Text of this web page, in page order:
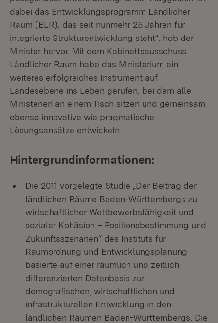
dabei das Entwicklungsprogramm Ländlicher
Raum (ELR), das seit nunmehr 25 Jahren für
integrierte Strukturentwicklung steht“, hob der
Minister hervor. Mit dem Kabinettsausschuss
Ländlicher Raum habe das Ministerium ein
weiteres erfolgreiches Instrument auf
Landesebene ins Leben gerufen, bei dem alle
Ministerien an einem Tisch sitzen und gemeinsam
ebenso innovative wie pragmatische
Lösungsansätze entwickeln.
Hintergrundinformationen:
Die 2011 vorgelegte Studie „Der Beitrag der
ländlichen Räume Baden-Württembergs zu
wirtschaftlicher Wettbewerbsfähigkeit und
sozialer Kohäsion – Positionsbestimmung und
Zukunftsszenarien“ des Instituts für
Raumordnung und Entwicklungsplanung
basierte auf einer räumlich und zeitlich
differenzierten Datenbasis zur
demografischen, wirtschaftlichen und
infrastrukturellen Entwicklung in den
ländlichen Räumen Baden-Württembergs. Die